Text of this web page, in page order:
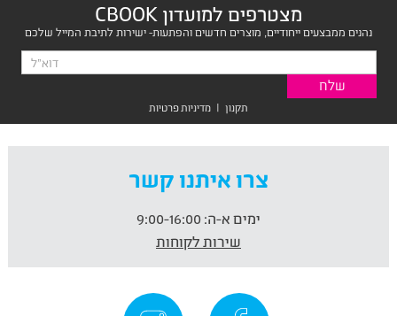
מצטרפים למועדון CBOOK
נהנים ממבצעים ייחודיים, מוצרים חדשים והפתעות- ישירות לתיבת המייל שלכם
תקנון | מדיניות פרטיות
צרו איתנו קשר
ימים א-ה:
שירות לקוחות